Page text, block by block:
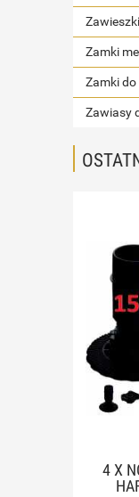
Zamki
Zamki
Zawiasy
4 X